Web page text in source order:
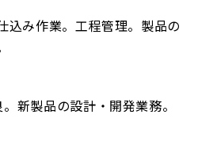
込み作業。工程管理。製品の
新製品の設計・開発業務。